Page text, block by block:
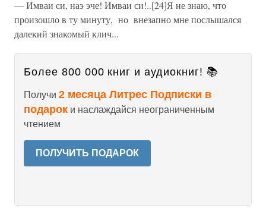
— Имваи си, наэ эче! Имваи си!..[24]Я не знаю, что
произошло в ту минуту, но внезапно мне послышался
далекий знакомый клич...
Более 800 000 книг и аудиокниг! 📚
Получи 2 месяца Литрес Подписки в
подарок и наслаждайся неограниченным
чтением
ПОЛУЧИТЬ ПОДАРОК